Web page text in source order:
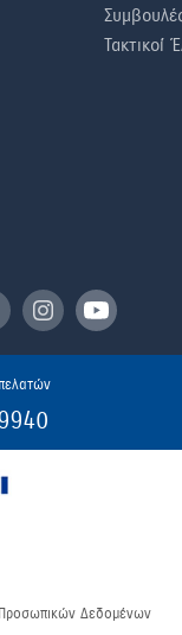
Τακτικοί
Δεδομένων